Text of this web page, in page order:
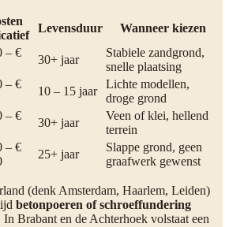
Levensduur Wanneer kiezen
– €
30+ jaar
Stabiele zandgrond,
snelle plaatsing
– €
10 – 15 jaar
Lichte modellen,
droge grond
– €
30+ jaar
Veen of klei, hellend
terrein
– €
25+ jaar
Slappe grond, geen
graafwerk gewenst
(denk Amsterdam, Haarlem, Leiden)
betonpoeren of schroeffundering
Brabant en de Achterhoek volstaat een